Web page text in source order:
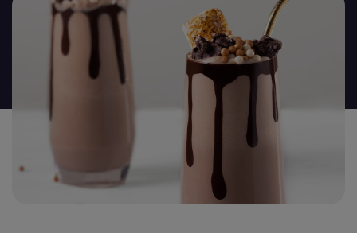
han
enviado
calificaciones
para
este
recipe